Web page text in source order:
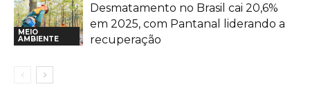
MEIO
AMBIENTE
Desmatamento no Brasil cai 20,6%
em 2025, com Pantanal liderando a
recuperação